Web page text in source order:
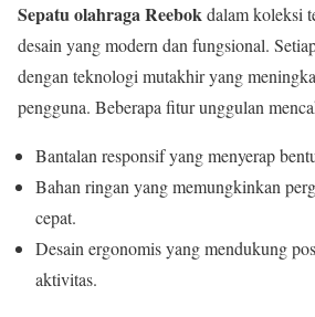
Sepatu olahraga Reebokdalam koleksi
desain yang modern dan fungsional.
dengan teknologi mutakhir yang
pengguna. Beberapa fitur unggulan
Bantalan responsif yang menyerap
Bahan ringan yang memungkinkan
cepat.
Desain ergonomis yang mendukung
aktivitas.